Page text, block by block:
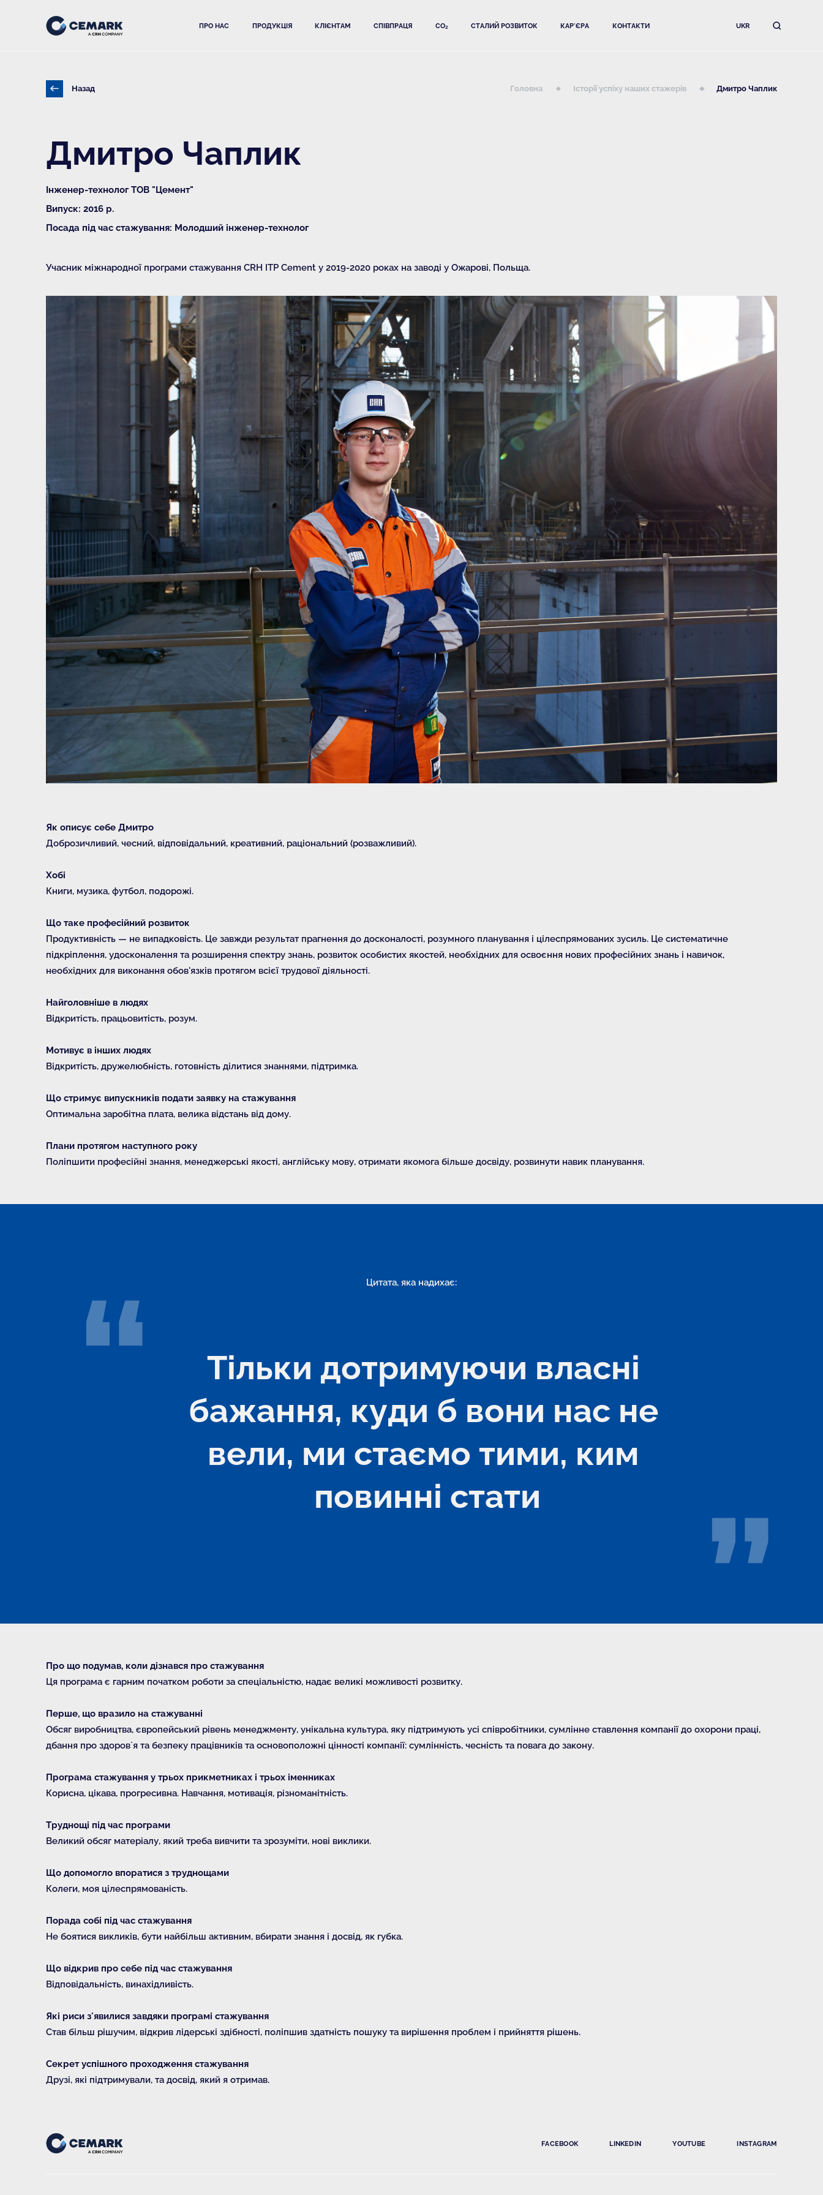
ПРО НАС ПРОДУКЦІЯ КЛІЄНТАМ СПІВПРАЦЯ CO₂ СТАЛИЙ РОЗВИТОК КАР'ЄРА КОНТАКТИ UKR
Назад Головна Історії успіху наших стажерів Дмитро Чаплик
Дмитро Чаплик
Інженер-технолог ТОВ "Цемент"
Випуск: 2016 р.
Посада під час стажування: Молодший інженер-технолог
Учасник міжнародної програми стажування CRH ITP Cement у 2019-2020 роках на заводі у Ожарові, Польща.
Як описує себе Дмитро
Доброзичливий, чесний, відповідальний, креативний, раціональний (розважливий).
Хобі
Книги, музика, футбол, подорожі.
Що таке професійний розвиток
Продуктивність — не випадковість. Це завжди результат прагнення до досконалості, розумного планування і цілеспрямованих зусиль. Це систематичне
підкріплення, удосконалення та розширення спектру знань, розвиток особистих якостей, необхідних для освоєння нових професійних знань і навичок,
необхідних для виконання обов'язків протягом всієї трудової діяльності.
Найголовніше в людях
Відкритість, працьовитість, розум.
Мотивує в інших людях
Відкритість, дружелюбність, готовність ділитися знаннями, підтримка.
Що стримує випускників подати заявку на стажування
Оптимальна заробітна плата, велика відстань від дому.
Плани протягом наступного року
Поліпшити професійні знання, менеджерські якості, англійську мову, отримати якомога більше досвіду, розвинути навик планування.
Цитата, яка надихає:
Тільки дотримуючи власні
бажання, куди б вони нас не
вели, ми стаємо тими, ким
повинні стати
Про що подумав, коли дізнався про стажування
Ця програма є гарним початком роботи за спеціальністю, надає великі можливості розвитку.
Перше, що вразило на стажуванні
Обсяг виробництва, європейський рівень менеджменту, унікальна культура, яку підтримують усі співробітники, сумлінне ставлення компанії до охорони праці,
дбання про здоров`я та безпеку працівників та основоположні цінності компанії: сумлінність, чесність та повага до закону.
Програма стажування у трьох прикметниках і трьох іменниках
Корисна, цікава, прогресивна. Навчання, мотивація, різноманітність.
Труднощі під час програми
Великий обсяг матеріалу, який треба вивчити та зрозуміти, нові виклики.
Що допомогло впоратися з труднощами
Колеги, моя цілеспрямованість.
Порада собі під час стажування
Не боятися викликів, бути найбільш активним, вбирати знання і досвід, як губка.
Що відкрив про себе під час стажування
Відповідальність, винахідливість.
Які риси з'явилися завдяки програмі стажування
Став більш рішучим, відкрив лідерські здібності, поліпшив здатність пошуку та вирішення проблем і прийняття рішень.
Секрет успішного проходження стажування
Друзі, які підтримували, та досвід, який я отримав.
FACEBOOK LINKEDIN YOUTUBE INSTAGRAM